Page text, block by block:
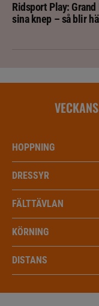
Ridsport Play:
sina knep – så blir
HOPPNING
DRESSYR
FÄLTTÄVLAN
KÖRNING
DISTANS